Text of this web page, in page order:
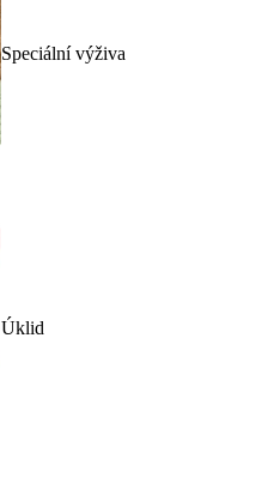
Speciální výživa
Úklid